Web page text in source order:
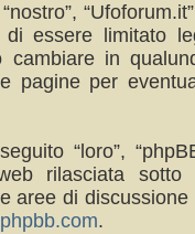
essere limitato
cambiare in
pagine per
“loro”,
rilasciata sotto
aree di
.